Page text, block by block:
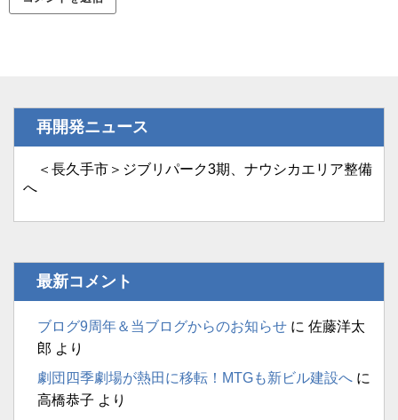
再開発ニュース
＜長久手市＞ジブリパーク3期、ナウシカエリア整備
へ
最新コメント
ブログ9周年＆当ブログからのお知らせ に 佐藤洋太
郎 より
劇団四季劇場が熱田に移転！MTGも新ビル建設へ に
高橋恭子 より